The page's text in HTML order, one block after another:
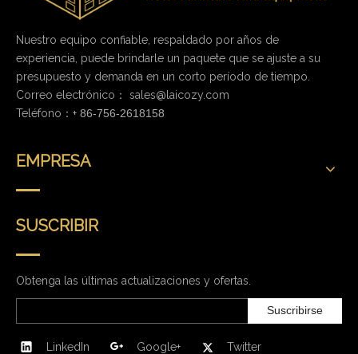
Nuestro equipo confiable, respaldado por años de
experiencia, puede brindarle un paquete que se ajuste a su
presupuesto y demanda en un corto período de tiempo.
Correo electrónico： sales@laicozy.com
Teléfono：+ 86-756-2618158
EMPRESA
SUSCRIBIR
Obtenga las últimas actualizaciones y ofertas.
Suscribirse
LinkedIn Google+ Twitter